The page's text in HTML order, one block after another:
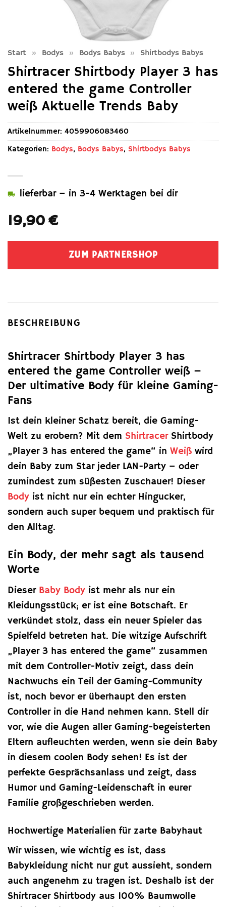
Start » Bodys » Bodys Babys » Shirtbodys Babys
Shirtracer Shirtbody Player 3 has
entered the game Controller
weiß Aktuelle Trends Baby
19,90€
lieferbar – in 3-4 Werktagen bei dir
ZUM PARTNERSHOP
Artikelnummer: 4059906083460
Kategorien: Bodys, Bodys Babys, Shirtbodys Babys
BESCHREIBUNG
Shirtracer Shirtbody Player 3 has
entered the game Controller weiß –
Der ultimative Body für kleine Gaming-
Fans
Ist dein kleiner Schatz bereit, die Gaming-
Welt zu erobern? Mit dem ShirtracerShirtbody
„Player 3 has entered the game“ in Weiß wird
dein Baby zum Star jeder LAN-Party – oder
zumindest zum süßesten Zuschauer! Dieser
Body ist nicht nur ein echter Hingucker,
sondern auch super bequem und praktisch für
den Alltag.
Ein Body, der mehr sagt als tausend
Worte
Dieser Baby Body ist mehr als nur ein
Kleidungsstück; er ist eine Botschaft. Er
verkündet stolz, dass ein neuer Spieler das
Spielfeld betreten hat. Die witzige Aufschrift
„Player 3 has entered the game“ zusammen
mit dem Controller-Motiv zeigt, dass dein
Nachwuchs ein Teil der Gaming-Community
ist, noch bevor er überhaupt den ersten
Controller in die Hand nehmen kann. Stell dir
vor, wie die Augen aller Gaming-begeisterten
Eltern aufleuchten werden, wenn sie dein Baby
in diesem coolen Body sehen! Es ist der
perfekte Gesprächsanlass und zeigt, dass
Humor und Gaming-Leidenschaft in eurer
Familie großgeschrieben werden.
Hochwertige Materialien für zarte Babyhaut
Wir wissen, wie wichtig es ist, dass
Babykleidung nicht nur gut aussieht, sondern
auch angenehm zu tragen ist. Deshalb ist der
Shirtracer Shirtbody aus 100% Baumwolle